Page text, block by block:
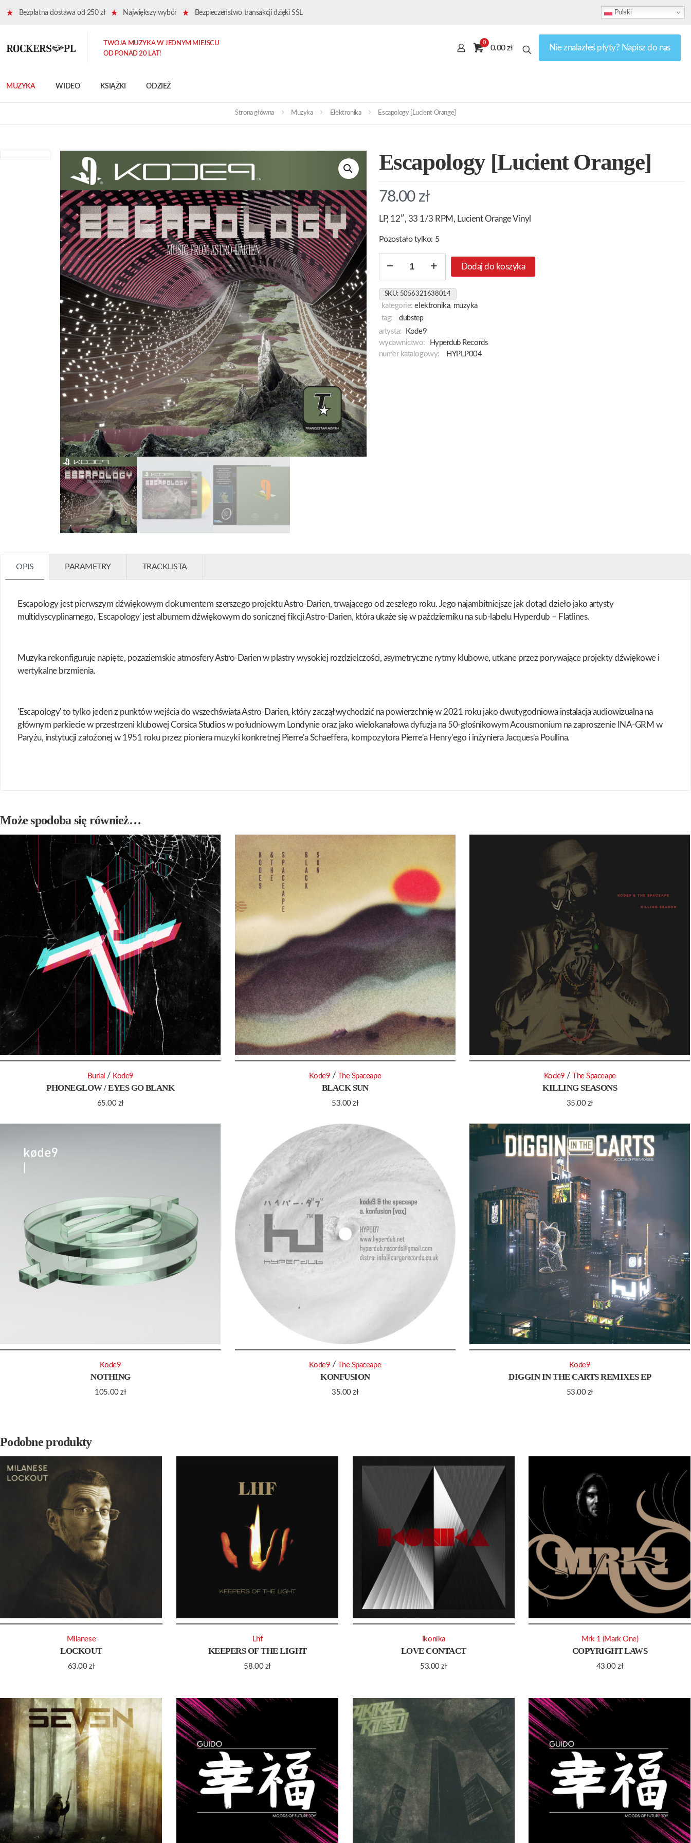
Bezpłatna dostawa od 250 zł Największy wybór Bezpieczeństwo transakcji dzięki SSL Polski
MUZYKA WIDEO KSIĄŻKI ODZIEŻ
TWOJA MUZYKA W JEDNYM MIEJSCU
OD PONAD 20 LAT!
0
0.00 zł Nie znalazłeś płyty? Napisz do nas
Strona główna Muzyka Elektronika Escapology [Lucient Orange]
Escapology [Lucient Orange]
78.00 zł
LP, 12″, 33 1/3 RPM, Lucient Orange Vinyl
Pozostało tylko: 5
Escapology
Orange]
Dodaj do koszyka
SKU: 5056321638014
kategorie:elektronika, muzyka
tag:
dubstep
artysta:
Kode9
wydawnictwo:
Hyperdub Records
numer katalogowy:
HYPLP004
OPIS PARAMETRY TRACKLISTA
Escapology jest pierwszym dźwiękowym dokumentem szerszego projektu Astro-Darien, trwającego od zeszłego roku. Jego najambitniejsze jak dotąd dzieło jako artysty
multidyscyplinarnego, 'Escapology' jest albumem dźwiękowym do sonicznej fikcji Astro-Darien, która ukaże się w październiku na sub-labelu Hyperdub – Flatlines.
Muzyka rekonfiguruje napięte, pozaziemskie atmosfery Astro-Darien w plastry wysokiej rozdzielczości, asymetryczne rytmy klubowe, utkane przez porywające projekty dźwiękowe i
wertykalne brzmienia.
'Escapology' to tylko jeden z punktów wejścia do wszechświata Astro-Darien, który zaczął wychodzić na powierzchnię w 2021 roku jako dwutygodniowa instalacja audiowizualna na
głównym parkiecie w przestrzeni klubowej Corsica Studios w południowym Londynie oraz jako wielokanałowa dyfuzja na 50-głośnikowym Acousmonium na zaproszenie INA-GRM w
Paryżu, instytucji założonej w 1951 roku przez pioniera muzyki konkretnej Pierre'a Schaeffera, kompozytora Pierre'a Henry'ego i inżyniera Jacques'a Poullina.
Może spodoba się również…
PHONEGLOW / EYES GO BLANK
65.00 zł
Burial / Kode9
BLACK SUN
53.00zł
Kode9 / The Spaceape
KILLING SEASONS
35.00 zł
Kode9 / The Spaceape
NOTHING
105.00zł
Kode9
KONFUSION
35.00zł
Kode9 / The Spaceape
DIGGIN IN THE CARTS REMIXES EP
53.00 zł
Kode9
Podobne produkty
LOCKOUT
63.00zł
Milanese
KEEPERS OF THE LIGHT
58.00 zł
Lhf
LOVE CONTACT
53.00zł
Ikonika
COPYRIGHT LAWS
43.00zł
Mrk 1 (Mark One)